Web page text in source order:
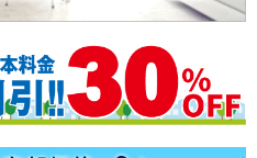
清水五条（1）